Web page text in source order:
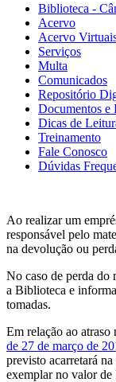
Biblioteca -
Acervo
Acervo
Serviços
Multa
Comunicados
Repositório
Documentos e
Dicas de
Treinamento
Fale Conosco
Dúvidas
Ao realizar um
responsável pelo
na devolução ou
No caso de perda do
a Biblioteca e
tomadas.
Em relação ao atraso
de 27 de março de
previsto acarretará
exemplar no valor de